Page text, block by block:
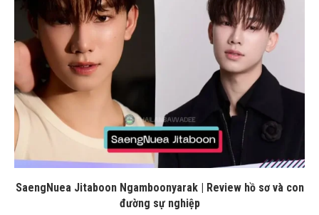
SaengNuea Jitaboon Ngamboonyarak | Review hồ sơ và con
đường sự nghiệp